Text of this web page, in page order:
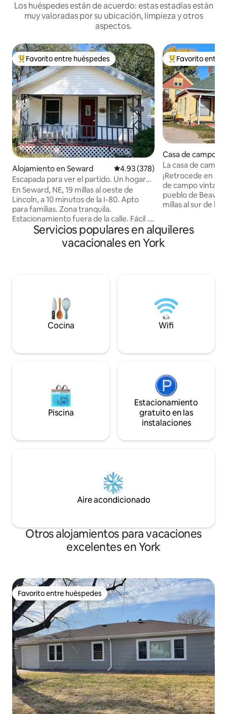
Los huéspedes están de acuerdo: estas estadías están
muy valoradas por su ubicación, limpieza y otros
aspectos.
Favorito entre huéspedes preferido
Favorito entre huéspedes
Alojamiento en Seward Calificación promedio: 4.93 de
4.93 (378)
Escapada para ver el partido. Un hogar
lejos de casa.
En Seward, NE, 19 millas al oeste de
Lincoln, a 10 minutos de la I-80. Apto
para familias. Zona tranquila.
Estacionamiento fuera de la calle. Fácil .6
millas a pie de restaurantes y tiendas, 1.3
millas a Concordia U. Dos dormitorios: 1
cama queen, 1 cama completa.
lavadora/secadora. HVAC con filtro de
alergias/virus. Se admiten perros,
pequeña zona vallada para hacer sus
necesidades. La casa tiene
y crujidos que le dan autenticidad.
Favorito entre
Favorito entre
Casa de campo
Crossing
La casa de
alojamiento
¡Retrocede en el
de campo
pueblo de Beaver
millas al sur de la
tu viaje por carretera. ¡A solo 45
la migración de
la ciudad de las
Concordia, a 31
de Doane, a 12
Servicios populares en alquileres
vacacionales en York
Cocina Wifi
Piscina
Estacionamiento
gratuito en las
instalaciones
Aire acondicionado
Otros alojamientos para vacaciones
excelentes en York
Favorito entre huéspedes
Favorito entre huéspedes